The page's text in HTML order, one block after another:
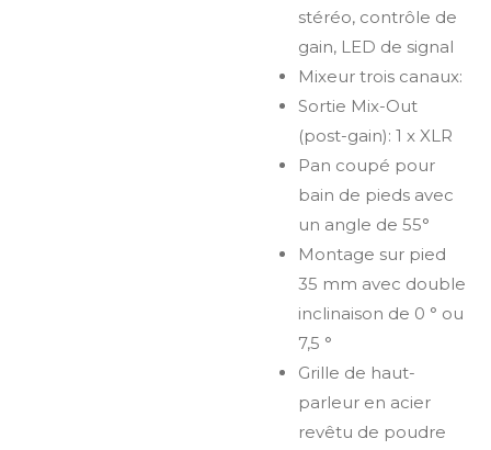
stéréo, contrôle de
gain, LED de signal
Mixeur trois canaux:
Sortie Mix-Out
(post-gain): 1 x XLR
Pan coupé pour
bain de pieds avec
un angle de 55°
Montage sur pied
35 mm avec double
inclinaison de 0 ° ou
7,5 °
Grille de haut-
parleur en acier
revêtu de poudre